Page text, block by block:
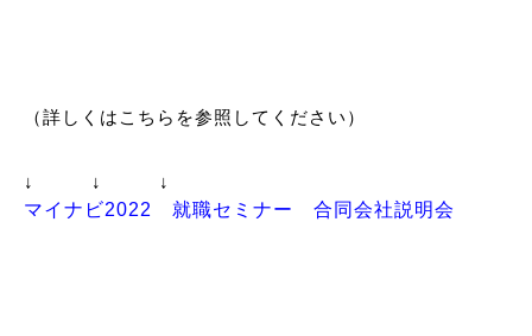
（詳しくはこちらを参照してください）
↓ ↓ ↓
マイナビ2022 就職セミナー 合同会社説明会